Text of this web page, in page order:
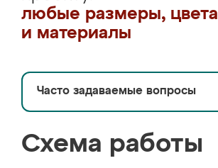
любые размеры, цвета
и материалы
Часто задаваемые вопросы
Схема работы